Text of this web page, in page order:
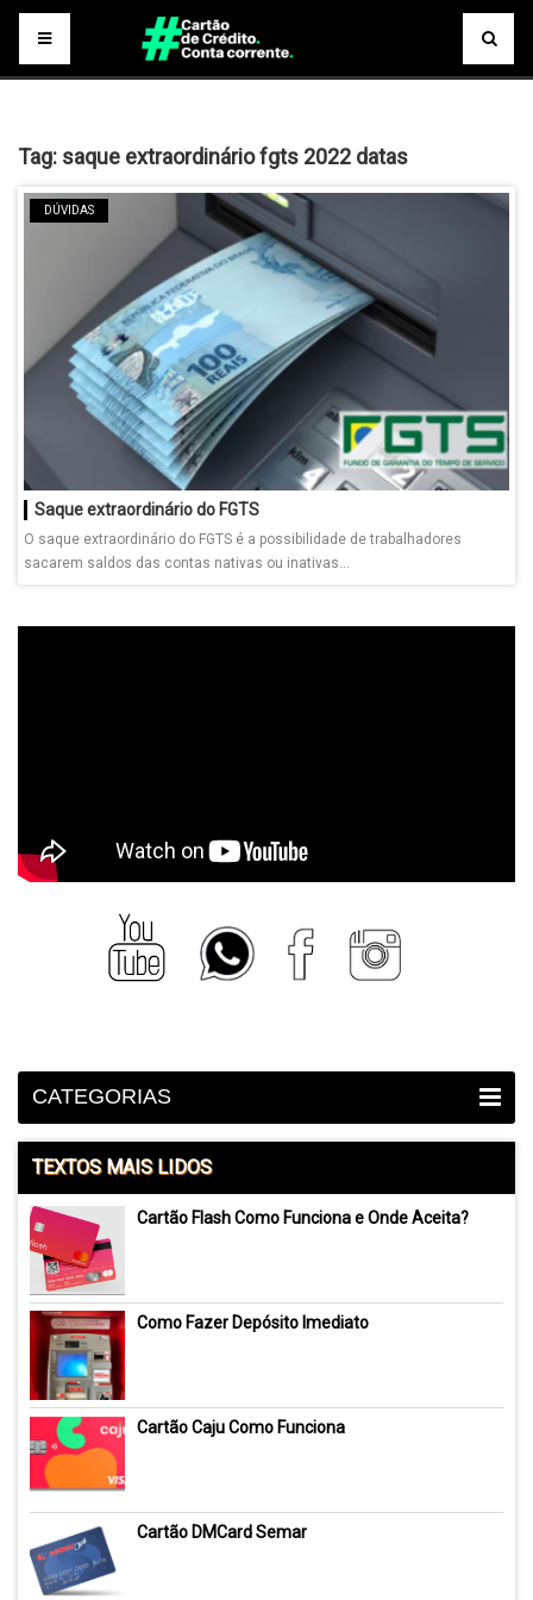
Tag: saque extraordinário fgts 2022 datas
DÚVIDAS
Saque extraordinário do FGTS
O saque extraordinário do FGTS é a possibilidade de trabalhadores
sacarem saldos das contas nativas ou inativas...
CATEGORIAS
TEXTOS MAIS LIDOS
Cartão Flash Como Funciona e Onde Aceita?
Como Fazer Depósito Imediato
Cartão Caju Como Funciona
Cartão DMCard Semar